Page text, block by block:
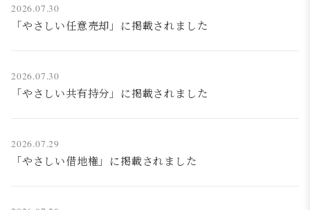
2026.07.30
「やさしい任意売却」に掲載されました
2026.07.30
「やさしい共有持分」に掲載されました
2026.07.29
「やさしい借地権」に掲載されました